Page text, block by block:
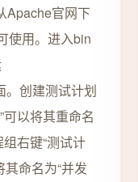
Apache官网下
使用。进入bin
。创建测试计划
可以将其重命名
右键“测试计
命名为“并发